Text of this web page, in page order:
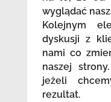
wyglądać
Kolejnym
dyskusji z
nami co
naszej
jeżeli
rezultat.